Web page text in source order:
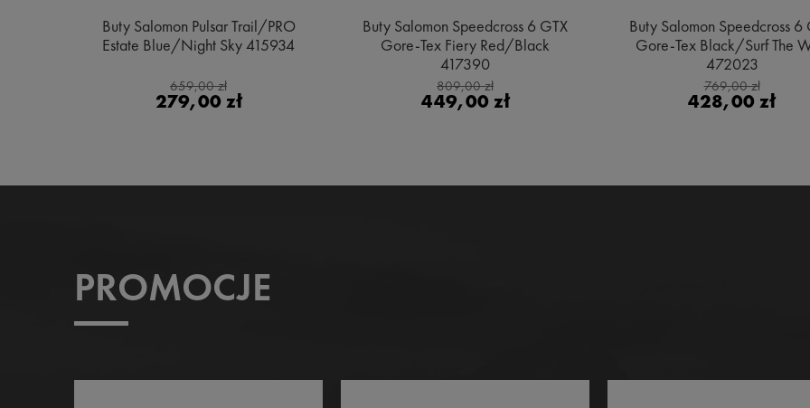
Buty Salomon Pulsar Trail/PRO
Estate Blue/Night Sky 415934
659,00 zł
279,00 zł
Buty Salomon Speedcross 6 GTX
Gore-Tex Fiery Red/Black
417390
809,00 zł
449,00 zł
Buty Salomon Speedcross 6
Gore-Tex Black/Surf The
472023
769,00 zł
428,00 zł
PROMOCJE